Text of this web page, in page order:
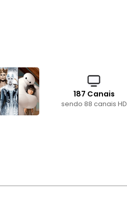
187 Canais
sendo 88 canais HD